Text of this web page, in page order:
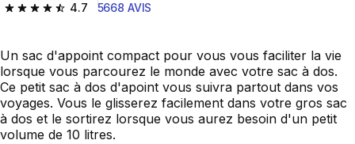
4.7
4.7 out of 5 stars from 5668 reviews
5668 AVIS
Un sac d'appoint compact pour vous vous faciliter la vie
lorsque vous parcourez le monde avec votre sac à dos.
Ce petit sac à dos d'apoint vous suivra partout dans vos
voyages. Vous le glisserez facilement dans votre gros sac
à dos et le sortirez lorsque vous aurez besoin d'un petit
volume de 10 litres.